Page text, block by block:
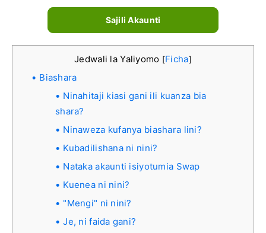
Sajili Akaunti
Jedwali la Yaliyomo [Ficha]
Biashara
Ninahitaji kiasi gani ili kuanza bia
shara?
Ninaweza kufanya biashara lini?
Kubadilishana ni nini?
Nataka akaunti isiyotumia Swap
Kuenea ni nini?
"Mengi" ni nini?
Je, ni faida gani?